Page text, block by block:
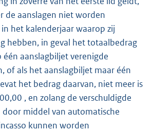
de aanslagen niet worden
het kalenderjaar waarop zij
hebben, in geval het totaalbedrag
één aanslagbiljet verenigde
of als het aanslagbiljet maar één
het bedrag daarvan, niet meer is
, en zolang de verschuldigde
door middel van automatische
kunnen worden